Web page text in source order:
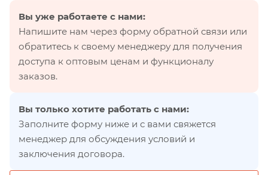
Вы уже работаете с нами:
Напишите нам через форму обратной связи или
обратитесь к своему менеджеру для получения
доступа к оптовым ценам и функционалу
заказов.
Вы только хотите работать с нами:
Заполните форму ниже и с вами свяжется
менеджер для обсуждения условий и
заключения договора.